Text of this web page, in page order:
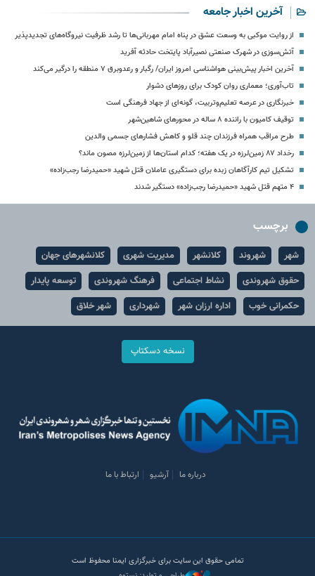
آخرین اخبار جامعه
از روایت موکبی به وسعت عشق در پناه امام مهربانی‌ها تا رشد ظرفیت نیروگاه‌های تجدیدپذیر
آتش‌سوزی در شهرک صنعتی نصیرآباد پایتخت حادثه آفرید
آخرین اخبار پیش‌بینی هواشناسی امروز ایران/ رگبار و رعدوبرق ۷ منطقه را درگیر می‌کند
تاب‌آوری؛ معماری روان کودک برای روزهای دشوار
خبرنگاری در عرصه تعلیم‌وتربیت، گونه‌ای از جهاد فرهنگی است
توقیف کامیون با راننده ۸ ساله در محورهای شاهین‌شهر
طرح مراقب همراه فرزندان چند قلو و کاهش فشارهای جسمی والدین
رخداد ۸۷ زمین‌لرزه در یک هفته؛ کدام استان‌ها از زمین‌لرزه مصون ماند؟
تشکیل تیم کارآگاهان زبده برای دستگیری عاملان قتل شهید «حمیدرضا رجب‌زاده»
۴ متهم قتل شهید «حمیدرضا رجب‌زاده» دستگیر شدند
برچسب
شهر شهروند کلانشهر مدیریت شهری
کلانشهرهای جهان
حقوق شهروندی
نشاط اجتماعی فرهنگ شهروندی
توسعه پایدار
حکمرانی خوب
اداره ارزان شهر شهرداری شهر خلاق
نسخه دسکتاپ
درباره ما آرشیو ارتباط با ما
تمامی حقوق این سایت برای خبرگزاری ایمنا محفوظ است